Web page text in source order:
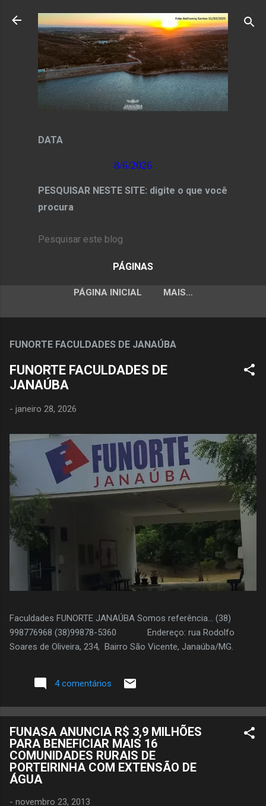
Pular para o conteúdo principal
DATA
8/6/2026
PESQUISAR NESTE SITE: digite o que você
procura
PÁGINAS
PÁGINA INICIAL MAIS…
FUNORTE FACULDADES DE JANAÚBA
FUNORTE FACULDADES DE
JANAÚBA
- janeiro 28, 2026
Faculdades FUNORTE JANAÚBA Somos referência... (38)
998776968 (38)99878-5360 Endereço: rua Rodolfo
Soares de Oliveira, 234, Bairro São Vicente, Janaúba/MG.
4 comentários
FUNASA ANUNCIA R$ 3,9 MILHÕES
PARA BENEFICIAR MAIS 16
COMUNIDADES RURAIS DE
PORTEIRINHA COM EXTENSÃO DE
ÁGUA
- novembro 23, 2013